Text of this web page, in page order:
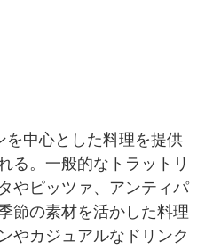
を中心とした料理を提供
る。一般的なトラットリ
やピッツァ、アンティパ
節の素材を活かした料理
やカジュアルなドリンク